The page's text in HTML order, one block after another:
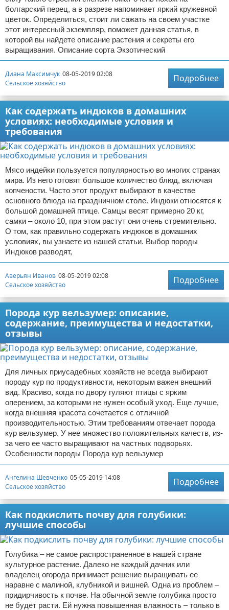
болгарский перец, а в разрезе напоминает яркий кружевной
цветок. Определиться, стоит ли сажать на своем участке
этот интересный экземпляр, поможет данная статья, в
которой вы найдете описание растения и секреты его
выращивания. Описание сорта Экзотический
Диана Максимчук 08-05-2019 02:08
Сельское хозяйство
Подробнее
Как содержать индюков в домашних
условиях: необходимые условия и
требования
Мясо индейки пользуется популярностью во многих странах
мира. Из него готовят большое количество блюд, включая
копчености. Часто этот продукт выбирают в качестве
основного блюда на праздничном столе. Индюки относятся к
большой домашней птице. Самцы весят примерно 20 кг,
самки – около 10, при этом растут они очень стремительно.
О том, как правильно содержать индюков в домашних
условиях, вы узнаете из нашей статьи. Выбор породы
Индюков разводят,
Аверьян Иванов 08-05-2019 02:08
Сельское хозяйство
Подробнее
Порода кур вельзумер: описание,
содержание, преимущества и недостатки,
отзывы
Для личных приусадебных хозяйств не всегда выбирают
породу кур по продуктивности, некоторым важен внешний
вид. Красиво, когда по двору гуляют птицы с ярким
оперением, за которыми не нужен особый уход. Еще лучше,
когда внешняя красота сочетается с отличной
производительностью. Этим требованиям отвечает порода
кур вельзумер. У нее множество положительных качеств, из-
за чего ее часто выращивают на частных подворьях.
Особенности породы Порода кур вельзумер
Ангелина Шевченко 05-05-2019 14:08
Сельское хозяйство
Подробнее
Как подкислить почву для голубики:
лучшие способы
Голубика – не самое распространенное в нашей стране
культурное растение. Далеко не каждый дачник или
владелец огорода принимает решение выращивать ее
наравне с малиной, клубникой и вишней. Одна из проблем –
придирчивость к почве. На обычной земле голубика просто
не будет расти. Ей нужна повышенная влажность – только в